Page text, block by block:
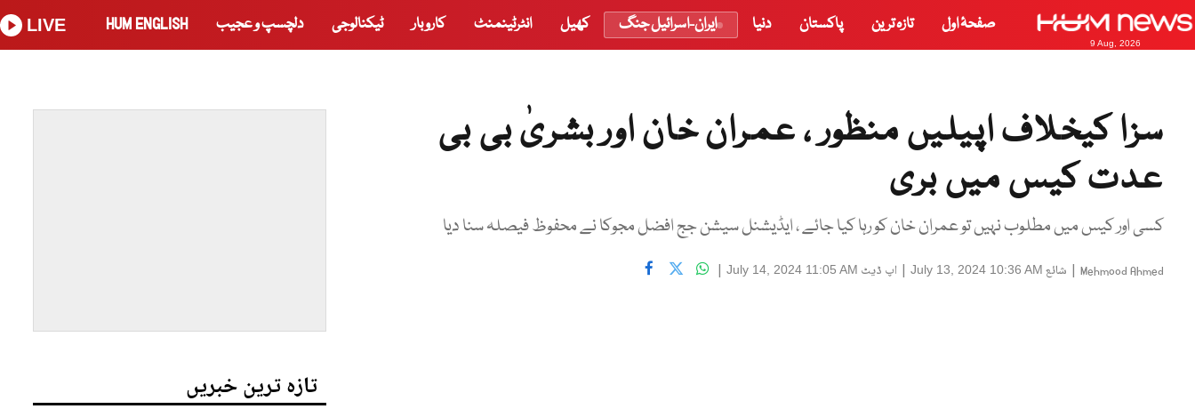
9 Aug, 2026
صفحۂ اول تازہ ترین پاکستان دنیا ایران-اسرائیل جنگ کھیل انٹرٹینمنٹ کاروبار ٹیکنالوجی دلچسپ و عجیب HUM ENGLISH
LIVE
سزا کیخلاف اپیلیں منظور ، عمران خان اور بشریٰ بی بی
عدت کیس میں بری
کسی اور کیس میں مطلوب نہیں تو عمران خان کو رہا کیا جائے ، ایڈیشنل سیشن جج افضل مجوکا نے محفوظ فیصلہ سنا دیا
Mehmood Ahmed
| شائع July 13, 2024 10:36 AM
| اپ ڈیٹ July 14, 2024 11:05 AM
|
تازہ ترین خبریں